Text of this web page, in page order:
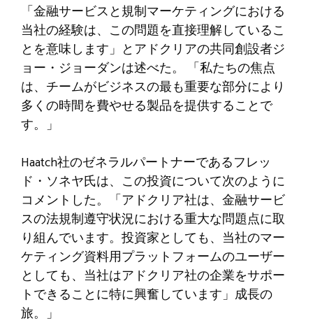
「金融サービスと規制マーケティングにおける
当社の経験は、この問題を直接理解しているこ
とを意味します」とアドクリアの共同創設者ジ
ョー・ジョーダンは述べた。 「私たちの焦点
は、チームがビジネスの最も重要な部分により
多くの時間を費やせる製品を提供することで
す。」
Haatch社のゼネラルパートナーであるフレッ
ド・ソネヤ氏は、この投資について次のように
コメントした。「アドクリア社は、金融サービ
スの法規制遵守状況における重大な問題点に取
り組んでいます。投資家としても、当社のマー
ケティング資料用プラットフォームのユーザー
としても、当社はアドクリア社の企業をサポー
トできることに特に興奮しています」成長の
旅。」